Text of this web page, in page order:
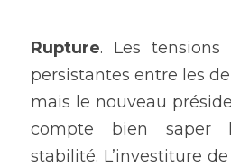
Rupture. Les
persistantes entre les
mais le nouveau
compte bien saper
stabilité. L’investiture